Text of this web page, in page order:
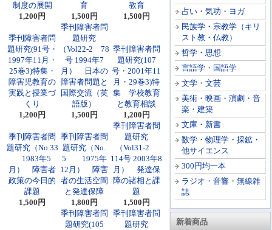
占い・気功・ヨガ
民族学・宗教学（キリ
スト教・仏教）
哲学・思想
言語学・国語学
文学・文芸
美術・映画・演劇・音
楽・建築
文庫・新書
数学・物理学・採鉱・
他サイエンス
300円均一本
ラジオ・音響・無線雑
誌
新着商品
制度の展開
1,200円
育
1,500円
教育
1,500円
季刊障害者問
題研究(91号・
1997年11月・
25巻3)特集・
障害児教育の
実践と授業づ
くり
1,200円
季刊障害者問
題研究
（Vol22-2 78
号 1994年7
月） 日本の
障害者問題と
国際交流（英
語版）
1,500円
季刊障害者問
題研究(107
号・2001年11
月・29巻3)特
集 学校教育
と教育相談
1,200円
季刊障害者問
題研究（No.33
1983年5
月） 障害者
政策の今日的
課題
1,500円
季刊障害者問
題研究（No.
5 1975年
12月） 障害
者の生活空間
と発達保障
1,800円
季刊障害者問
題研究
（Vol31-2
114号 2003年8
月） 発達保
障の諸相と課
題
1,500円
季刊障害者問
題研究(105
季刊障害者問
題研究